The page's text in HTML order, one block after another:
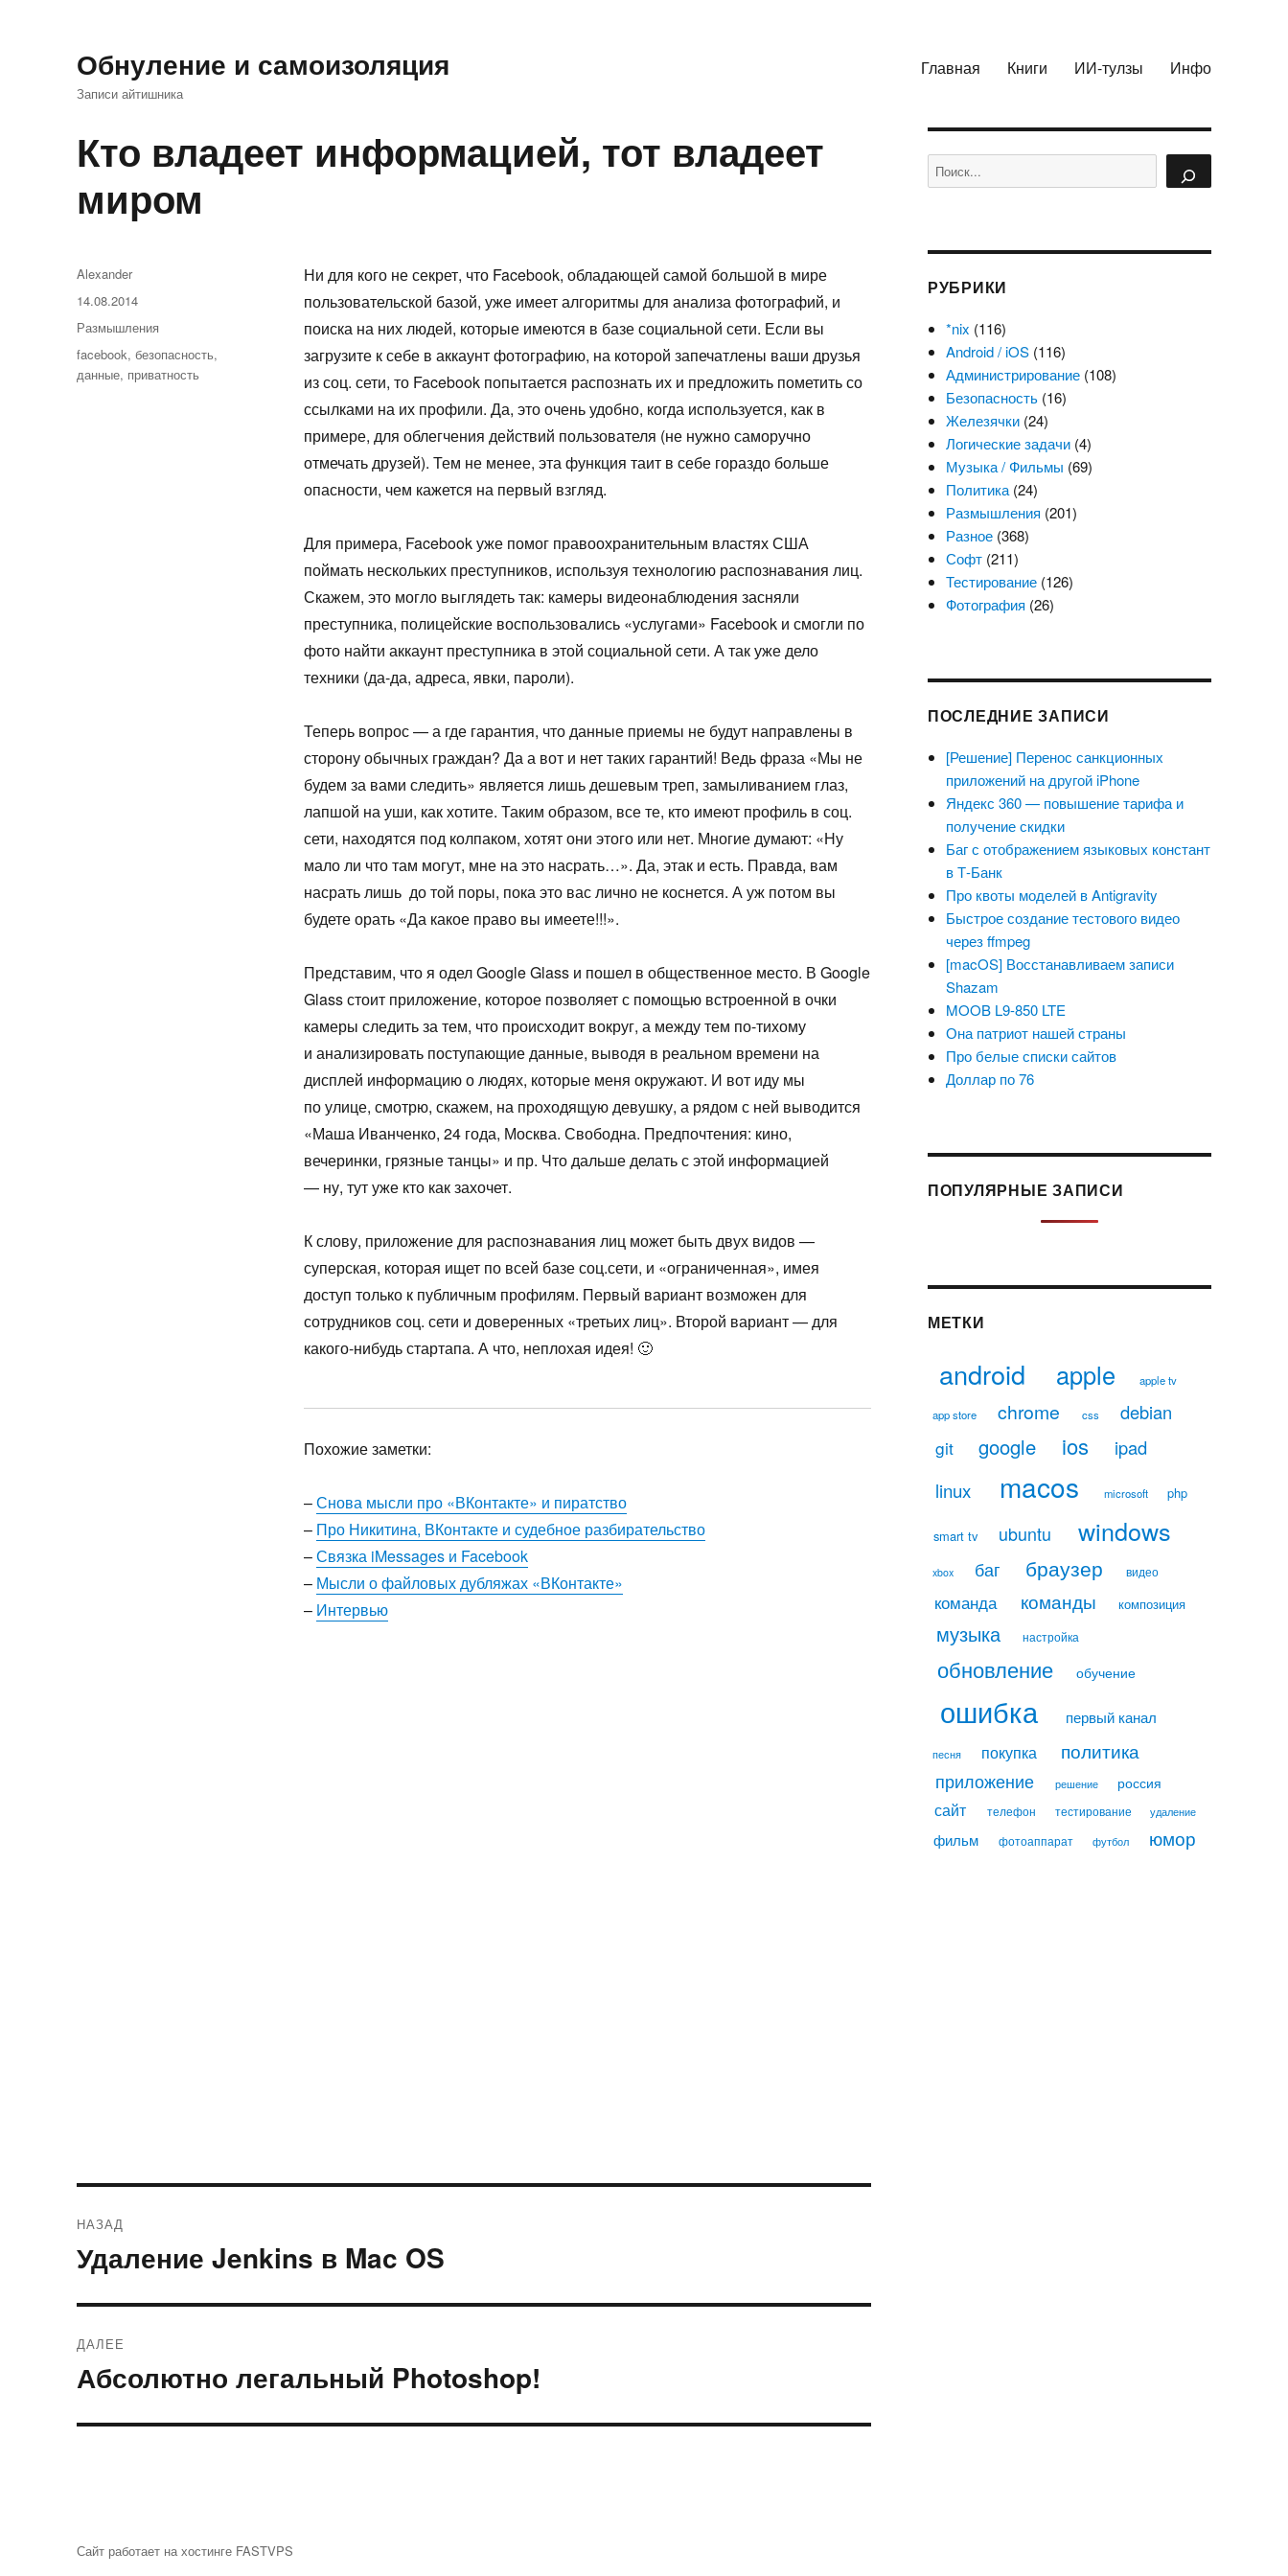
Обнуление и самоизоляция
Записи айтишника
Главная Книги ИИ-тулзы Инфо
Кто владеет информацией, тот владеет
миром
Ни для кого не секрет, что Facebook, обладающей самой большой в мире
пользовательской базой, уже имеет алгоритмы для анализа фотографий, и
поиска на них людей, которые имеются в базе социальной сети. Если вы
загрузите к себе в аккаунт фотографию, на которой запечатлены ваши друзья
из соц. сети, то Facebook попытается распознать их и предложить пометить со
ссылками на их профили. Да, это очень удобно, когда используется, как в
примере, для облегчения действий пользователя (не нужно саморучно
отмечать друзей). Тем не менее, эта функция таит в себе гораздо больше
опасности, чем кажется на первый взгляд.
Для примера, Facebook уже помог правоохранительным властях США
поймать нескольких преступников, используя технологию распознавания лиц.
Скажем, это могло выглядеть так: камеры видеонаблюдения засняли
преступника, полицейские воспользовались «услугами» Facebook и смогли по
фото найти аккаунт преступника в этой социальной сети. А так уже дело
техники (да-да, адреса, явки, пароли).
Теперь вопрос — а где гарантия, что данные приемы не будут направлены в
сторону обычных граждан? Да а вот и нет таких гарантий! Ведь фраза «Мы не
будем за вами следить» является лишь дешевым треп, замыливанием глаз,
лапшой на уши, как хотите. Таким образом, все те, кто имеют профиль в соц.
сети, находятся под колпаком, хотят они этого или нет. Многие думают: «Ну
мало ли что там могут, мне на это насрать…». Да, этак и есть. Правда, вам
насрать лишь до той поры, пока это вас лично не коснется. А уж потом вы
будете орать «Да какое право вы имеете!!!».
Представим, что я одел Google Glass и пошел в общественное место. В Google
Glass стоит приложение, которое позволяет с помощью встроенной в очки
камеры следить за тем, что происходит вокруг, а между тем по-тихому
и анализировать поступающие данные, выводя в реальном времени на
дисплей информацию о людях, которые меня окружают. И вот иду мы
по улице, смотрю, скажем, на проходящую девушку, а рядом с ней выводится
«Маша Иванченко, 24 года, Москва. Свободна. Предпочтения: кино,
вечеринки, грязные танцы» и пр. Что дальше делать с этой информацией
— ну, тут уже кто как захочет.
К слову, приложение для распознавания лиц может быть двух видов —
суперская, которая ищет по всей базе соц.сети, и «ограниченная», имея
доступ только к публичным профилям. Первый вариант возможен для
сотрудников соц. сети и доверенных «третьих лиц». Второй вариант — для
какого-нибудь стартапа. А что, неплохая идея! 🙂
Похожие заметки:
–Снова мысли про «ВКонтакте» и пиратство
– Про Никитина, ВКонтакте и судебное разбирательство
–Связка iMessages и Facebook
– Мысли о файловых дубляжах «ВКонтакте»
– Интервью
Автор
Alexander
Опубликовано
14.08.2014
Рубрики
Размышления
Метки
facebook,безопасность,
данные, приватность
по
НАЗАД
Предыдущая
запись:
Удаление Jenkins в Mac OS
ДАЛЕЕ
Следующая
Абсолютно легальный Photoshop!
Поиск
РУБРИКИ
*nix (116)
Android / iOS(116)
Администрирование(108)
Безопасность(16)
Железячки(24)
Логические задачи(4)
Музыка / Фильмы (69)
Политика(24)
Размышления (201)
Разное(368)
Софт(211)
Тестирование(126)
Фотография (26)
ПОСЛЕДНИЕ ЗАПИСИ
[Решение] Перенос санкционных
приложений на другой iPhone
Яндекс 360 — повышение тарифа и
получение скидки
Баг с отображением языковых констант
в Т-Банк
Про квоты моделей в Antigravity
Быстрое создание тестового видео
через ffmpeg
[macOS] Восстанавливаем записи
Shazam
MOOB L9-850 LTE
Она патриот нашей страны
Про белые списки сайтов
Доллар по 76
ПОПУЛЯРНЫЕ ЗАПИСИ
МЕТКИ
android apple apple tv
app store chrome css debian
git google ios ipad
linux macos microsoft php
smart tv ubuntu windows
xbox баг браузер видео
команда команды композиция
музыка настройка
обновление обучение
ошибка первый канал
песня покупка политика
приложение решение россия
сайт телефон тестирование удаление
фильм фотоаппарат футбол юмор
Сайт работает на хостинге FASTVPS